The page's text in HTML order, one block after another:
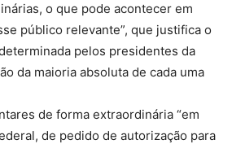
o que pode acontecer em
público relevante”, que justifica o
pelos presidentes da
da maioria absoluta de cada uma
de forma extraordinária “em
de pedido de autorização para